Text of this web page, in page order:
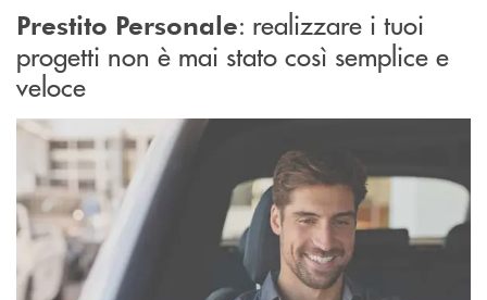
Prestito Personale: realizzare i tuoi
progetti non è mai stato così semplice e
veloce